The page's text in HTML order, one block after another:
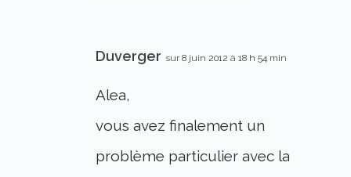
Duverger sur 8 juin 2012 à 18 h 54 min
Alea,
vous avez finalement un
problème particulier avec la